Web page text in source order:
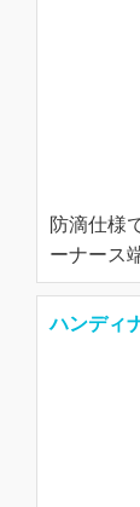
防滴仕様
ーナース
ハンディ